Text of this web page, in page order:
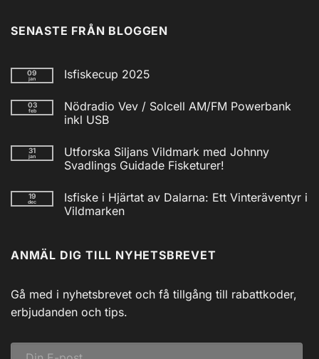
SENASTE FRÅN BLOGGEN
09
jan Isfiskecup 2025
till
Isfiskecup
2025
03
feb
Nödradio Vev / Solcell AM/FM Powerbank
inkl USB
till
Nödradio
Vev
AM/FM
Powerbank
inkl
31
jan
Utforska Siljans Vildmark med Johnny
Svadlings Guidade Fisketurer!
till
Utforska
Siljans
Svadlings
Guidade
19
dec
Isfiske i Hjärtat av Dalarna: Ett Vinteräventyr i
Vildmarken
Isfiske
i
Dalarna:
Ett
Vinteräventyr
i
ANMÄL DIG TILL NYHETSBREVET
Gå med i nyhetsbrevet och få tillgång till rabattkoder,
erbjudanden och tips.